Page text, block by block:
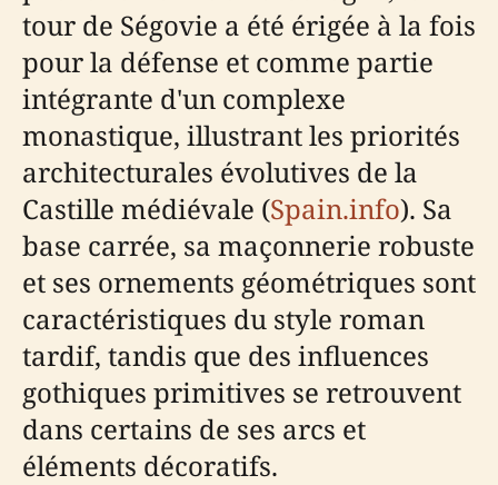
tour de Ségovie a été érigée à la fois
pour la défense et comme partie
intégrante d'un complexe
monastique, illustrant les priorités
architecturales évolutives de la
Castille médiévale (Spain.info). Sa
base carrée, sa maçonnerie robuste
et ses ornements géométriques sont
caractéristiques du style roman
tardif, tandis que des influences
gothiques primitives se retrouvent
dans certains de ses arcs et
éléments décoratifs.